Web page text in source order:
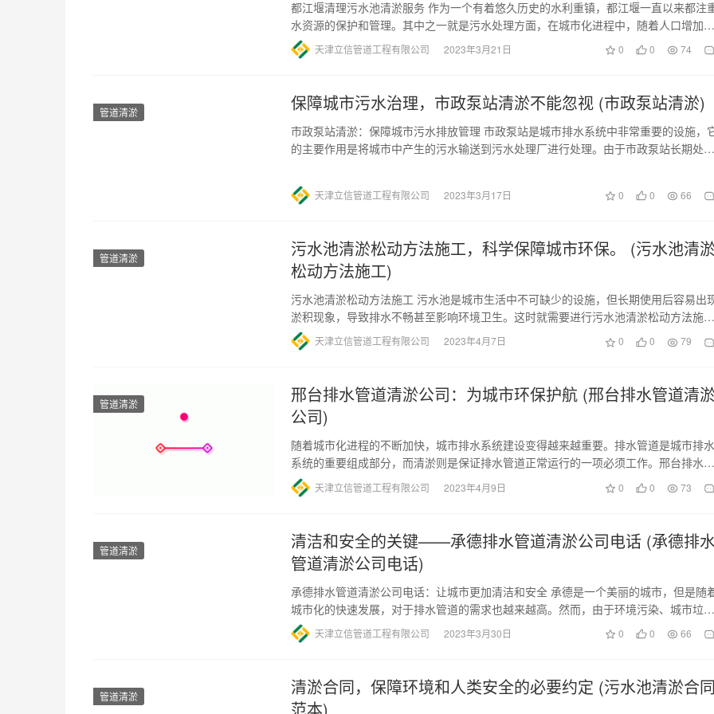
都江堰清理污水池清淤服务 作为一个有着悠久历史的水利重镇，都江堰一直以来都注
水资源的保护和管理。其中之一就是污水处理方面，在城市化进程中，随着人口增加，
水消耗量不断增大，污水也日…
天津立信管道工程有限公司 2023年3月21日 0 0 74
管道清淤 保障城市污水治理，市政泵站清淤不能忽视 (市政泵站清淤)
市政泵站清淤：保障城市污水排放管理 市政泵站是城市排水系统中非常重要的设施，
的主要作用是将城市中产生的污水输送到污水处理厂进行处理。由于市政泵站长期处于
天津立信管道工程有限公司 2023年3月17日 0 0 66
管道清淤
污水池清淤松动方法施工，科学保障城市环保。 (污水池清淤
松动方法施工)
污水池清淤松动方法施工 污水池是城市生活中不可缺少的设施，但长期使用后容易出
淤积现象，导致排水不畅甚至影响环境卫生。这时就需要进行污水池清淤松动方法施
工，以保证其良好运行。 首先…
天津立信管道工程有限公司 2023年4月7日 0 0 79
管道清淤
邢台排水管道清淤公司：为城市环保护航 (邢台排水管道清淤
公司)
随着城市化进程的不断加快，城市排水系统建设变得越来越重要。排水管道是城市排水
系统的重要组成部分，而清淤则是保证排水管道正常运行的一项必须工作。邢台排水管
道清淤公司就是在这样一种背景…
天津立信管道工程有限公司 2023年4月9日 0 0 73
管道清淤
清洁和安全的关键——承德排水管道清淤公司电话 (承德排
管道清淤公司电话)
承德排水管道清淤公司电话：让城市更加清洁和安全 承德是一个美丽的城市，但是随
城市化的快速发展，对于排水管道的需求也越来越高。然而，由于环境污染、城市垃圾
堆积等原因，这些管道变得越…
天津立信管道工程有限公司 2023年3月30日 0 0 66
管道清淤
清淤合同，保障环境和人类安全的必要约定 (污水池清淤合同
范本)